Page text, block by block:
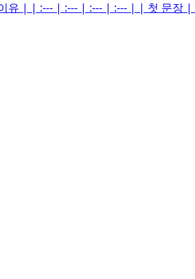
유 | | :--- | :--- | :--- | :--- | | 첫 문장 |